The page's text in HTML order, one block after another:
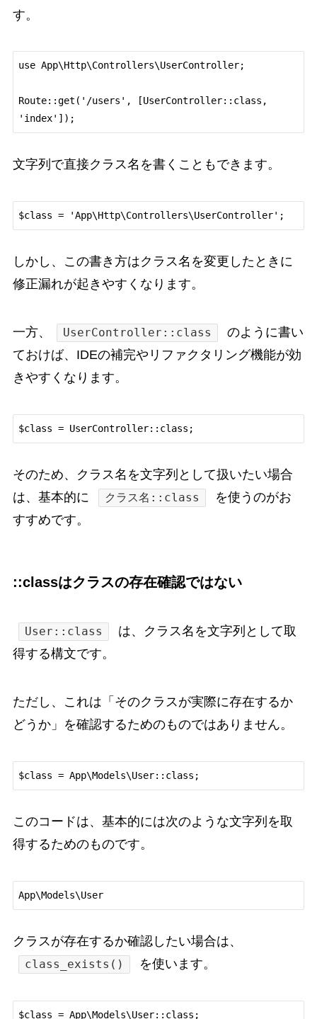
す。
use App\Http\Controllers\UserController;
Route::get('/users', [UserController::class,
文字列で直接クラス名を書くこともできます。
しかし、この書き方はクラス名を変更したときに
修正漏れが起きやすくなります。
一方、 UserController::class
のように書い
ておけば、IDEの補完やリファクタリング機能が効
きやすくなります。
そのため、クラス名を文字列として扱いたい場合
は、基本的に
クラス名::class
を使うのがお
すすめです。
::classはクラスの存在確認ではない
User::class
は、クラス名を文字列として取
得する構文です。
ただし、これは「そのクラスが実際に存在するか
どうか」を確認するためのものではありません。
このコードは、基本的には次のような文字列を取
得するためのものです。
App\Models\User
クラスが存在するか確認したい場合は、
class_exists() を使います。
$class = App\Models\User::class;